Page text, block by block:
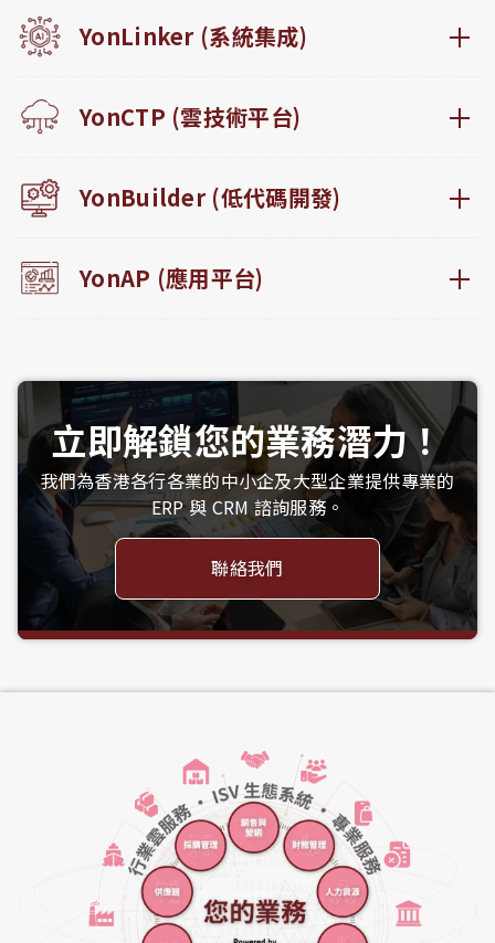
YonLinker (系統集成)
YonCTP (雲技術平台)
YonBuilder (低代碼開發)
YonAP (應用平台)
立即解鎖您的業務潛力！
我們為香港各行各業的中小企及大型企業提供專業的
ERP 與 CRM 諮詢服務。
聯絡我們